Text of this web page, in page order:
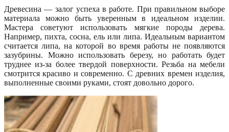
Древесина — залог успеха в работе. При правильном выборе
материала можно быть уверенным в идеальном изделии.
Мастера советуют использовать мягкие породы дерева.
Например, пихта, сосна, ель или липа. Идеальным вариантом
считается липа, на которой во время работы не появляются
зазубрины. Можно использовать березу, но работать будет
труднее из-за более твердой поверхности. Резьба на мебели
смотрится красиво и современно. С древних времен изделия,
выполненные своими руками, стоят довольно дорого.